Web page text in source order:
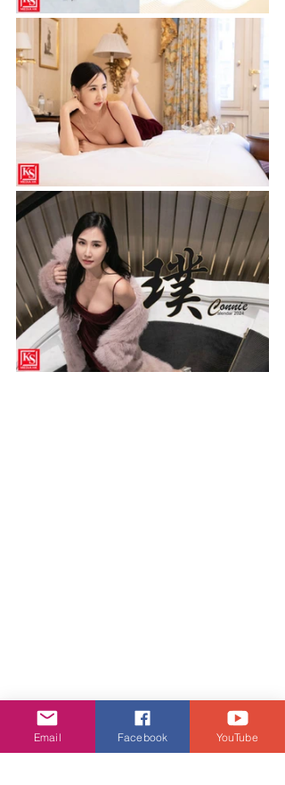
Email Facebook YouTube